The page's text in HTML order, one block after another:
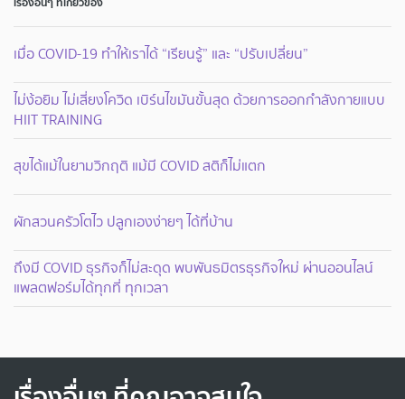
เมื่อ COVID-19 ทำให้เราได้ “เรียนรู้” และ “ปรับเปลี่ยน”
ไม่ง้อยิม ไม่เสี่ยงโควิด เบิร์นไขมันขั้นสุด ด้วยการออกกำลังกายแบบ
HIIT TRAINING
สุขได้แม้ในยามวิกฤติ แม้มี COVID สติก็ไม่แตก
ผักสวนครัวโตไว ปลูกเองง่ายๆ ได้ที่บ้าน
ถึงมี COVID ธุรกิจก็ไม่สะดุด พบพันธมิตรธุรกิจใหม่ ผ่านออนไลน์
แพลตฟอร์มได้ทุกที่ ทุกเวลา